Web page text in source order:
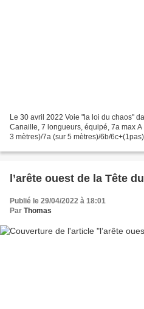
Le 30 avril 2022 Voie "la loi du chaos"
Canaille, 7 longueurs, équipé, 7a max
3 mètres)/7a (sur 5 mètres)/6b/
l’arête ouest de la Tête
Publié le 29/04/2022 à 18:01
Par Thomas